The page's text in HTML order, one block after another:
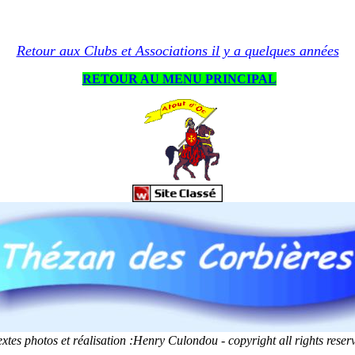
Retour aux Clubs et Associations il y a quelques années
RETOUR AU MENU PRINCIPAL
photos et réalisation :Henry Culondou - copyright all rights